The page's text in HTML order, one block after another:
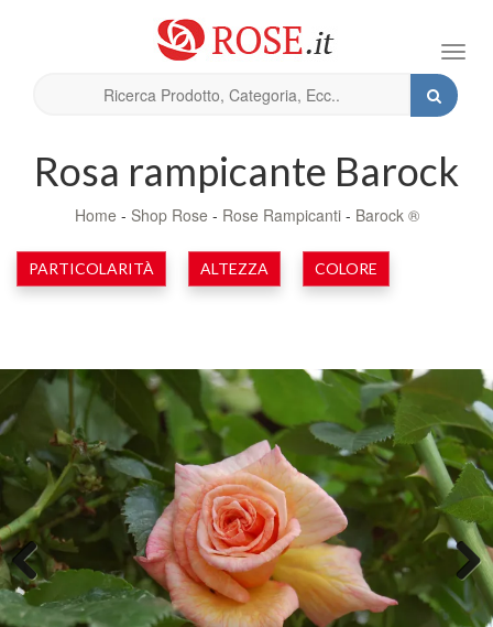
Rosa rampicante Barock
Home - Shop Rose - Rose Rampicanti - Barock ®
PARTICOLARITÀ ALTEZZA COLORE
Previous Next